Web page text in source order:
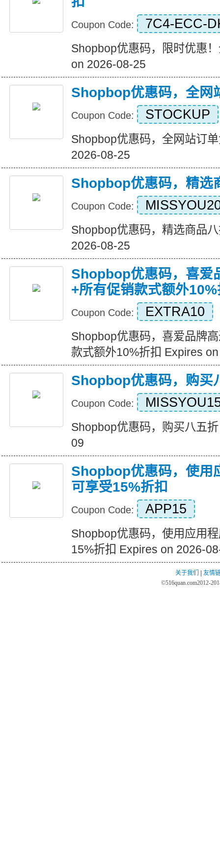
Coupon Code: 7C4-ECC-
Shopbop优惠码，限时优惠
on 2026-08-25
Shopbop优惠码，全网
Coupon Code: STOCKUP
Shopbop优惠码，全网站订
2026-08-25
Shopbop优惠码，精选
Coupon Code:
Shopbop优惠码，精选商品
2026-08-25
Shopbop优惠码，喜爱
+所有促销款式额外
Coupon Code: EXTRA10
Shopbop优惠码，喜爱品牌
款式额外10%折扣 Expires
Shopbop优惠码，购买
Coupon Code:
Shopbop优惠码，购买八五
09
Shopbop优惠码，使用
可享受15%折扣
Coupon Code: APP15
Shopbop优惠码，使用应用
15%折扣 Expires on 2026-
关于我们
友情
©516quan.com2012-